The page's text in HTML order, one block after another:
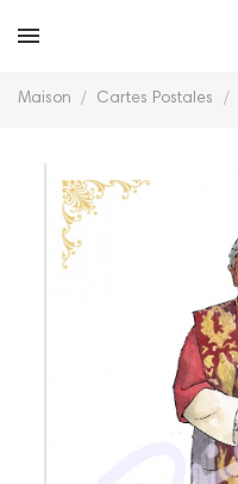
Maison Cartes Postales